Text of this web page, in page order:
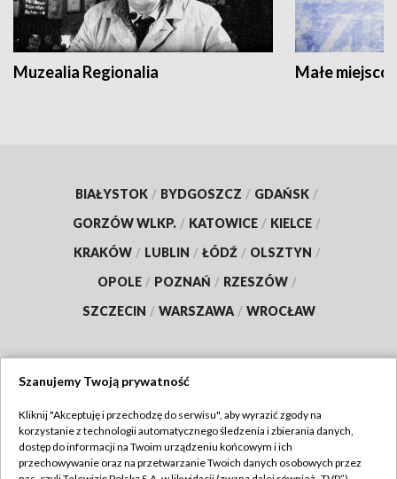
Muzealia Regionalia Małe
BIAŁYSTOK / BYDGOSZCZ / GDAŃSK /
GORZÓW WLKP. / KATOWICE / KIELCE /
KRAKÓW / LUBLIN / ŁÓDŹ / OLSZTYN /
OPOLE / POZNAŃ / RZESZÓW /
SZCZECIN / WARSZAWA / WROCŁAW
TVP
Abonament TVP
Regulamin TVP
Szanujemy Twoją prywatność
Kliknij "Akceptuję i przechodzę do serwisu", aby wyrazić zgody na
korzystanie z technologii automatycznego śledzenia i zbierania danych,
dostęp do informacji na Twoim urządzeniu końcowym i ich
przechowywanie oraz na przetwarzanie Twoich danych osobowych przez